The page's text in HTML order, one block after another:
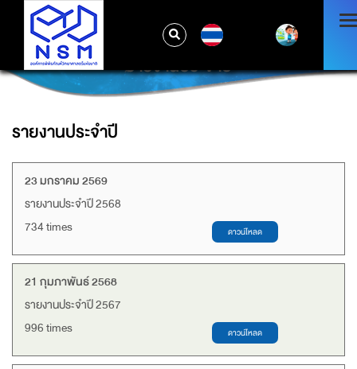
รายงานประจำปี
รายงานประจำปี
23 มกราคม 2569
รายงานประจำปี 2568
734 times
21 กุมภาพันธ์ 2568
รายงานประจำปี 2567
996 times